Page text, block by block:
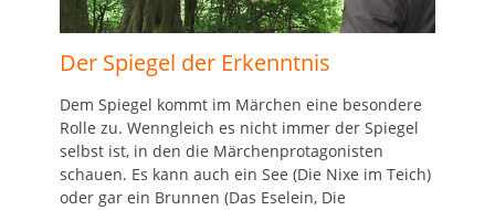
Der Spiegel der Erkenntnis
Dem Spiegel kommt im Märchen eine besondere
Rolle zu. Wenngleich es nicht immer der Spiegel
selbst ist, in den die Märchenprotagonisten
schauen. Es kann auch ein See (Die Nixe im Teich)
oder gar ein Brunnen (Das Eselein, Die